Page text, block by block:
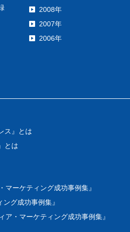
2008年
2007年
2006年
ス』とは
とは
マーケティング成功事例集』
ング成功事例集』
ア・マーケティング成功事例集』